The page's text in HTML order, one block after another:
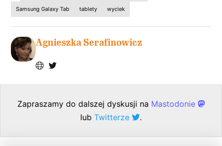
Samsung Galaxy Tab tablety wyciek
Agnieszka Serafinowicz
Zapraszamy do dalszej dyskusji na Mastodonie
lub Twitterze .